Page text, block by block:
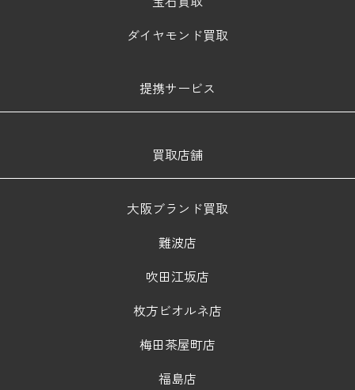
ダイヤモンド買取
提携サービス
買取店舗
大阪ブランド買取
難波店
吹田江坂店
枚方ビオルネ店
梅田茶屋町店
福島店